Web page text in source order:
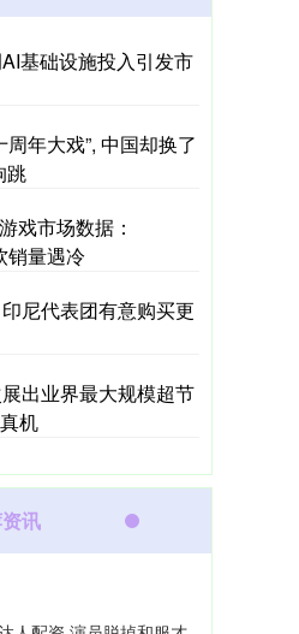
基础设施投入引发市
年大戏”, 中国却换了
跳
戏市场数据：
销量遇冷
尼代表团有意购买更
出业界最大规模超节
机
讯